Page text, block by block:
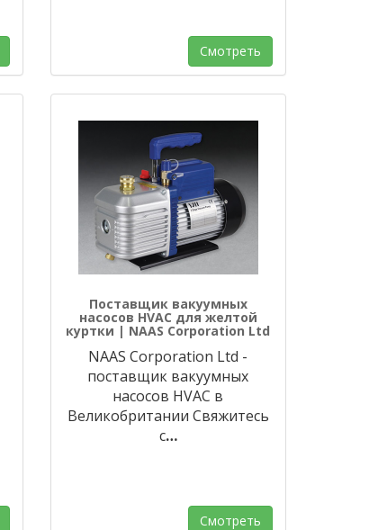
Смотреть
Поставщик вакуумных
насосов HVAC для желтой
куртки | NAAS Corporation Ltd
NAAS Corporation Ltd -
поставщик вакуумных
насосов HVAC в
Великобритании Свяжитесь
с…
Смотреть